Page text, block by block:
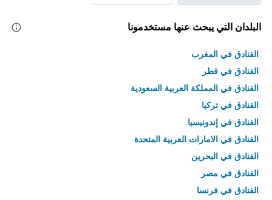
البلدان التي يبحث عنها مستخدمونا
الفنادق في المغرب
الفنادق في قطر
الفنادق في المملكة العربية السعودية
الفنادق في تركيا
الفنادق في إندونيسيا
الفنادق في الامارات العربية المتحدة
الفنادق في البحرين
الفنادق في مصر
الفنادق في فرنسا